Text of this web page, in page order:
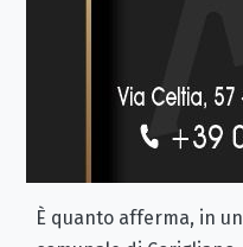
È quanto afferma, in